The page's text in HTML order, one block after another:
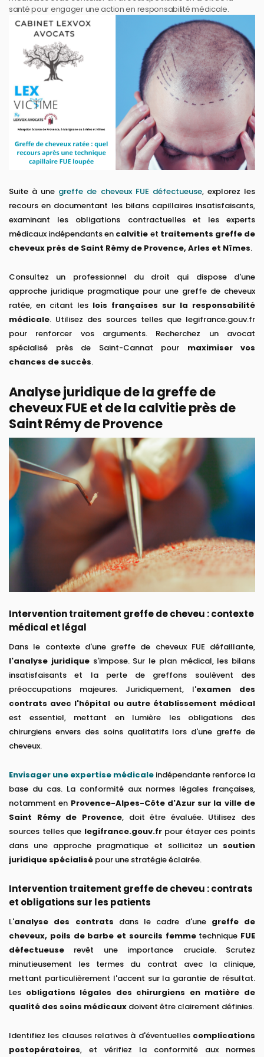
santé pour engager une action en responsabilité médicale.
Suite à une greffe de cheveux FUE défectueuse, explorez les
recours en documentant les bilans capillaires insatisfaisants,
examinant les obligations contractuelles et les experts
médicaux indépendants en calvitie et traitements greffe de
cheveux près de Saint Rémy de Provence, Arles et Nîmes.
Consultez un professionnel du droit qui dispose d'une
approche juridique pragmatique pour une greffe de cheveux
ratée, en citant les lois françaises sur la responsabilité
médicale. Utilisez des sources telles que legifrance.gouv.fr
pour renforcer vos arguments. Recherchez un avocat
spécialisé près de Saint-Cannat pour maximiser vos
chances de succès.
Analyse juridique de la greffe de
cheveux FUE et de la calvitie près de
Saint Rémy de Provence
Intervention traitement greffe de cheveu : contexte
médical et légal
Dans le contexte d'une greffe de cheveux FUE défaillante,
l'analyse juridiques'impose. Sur le plan médical, les bilans
insatisfaisants et la perte de greffons soulèvent des
préoccupations majeures. Juridiquement, l'examen des
contrats avec l'hôpital ou autre établissement médical
est essentiel, mettant en lumière les obligations des
chirurgiens envers des soins qualitatifs lors d'une greffe de
cheveux.
Envisager une expertise médicale indépendante renforce la
base du cas. La conformité aux normes légales françaises,
notamment en Provence-Alpes-Côte d'Azur sur la ville de
Saint Rémy de Provence, doit être évaluée. Utilisez des
sources telles que legifrance.gouv.frpour étayer ces points
dans une approche pragmatique et sollicitez un soutien
juridique spécialisé pour une stratégie éclairée.
Intervention traitement greffe de cheveu : contrats
et obligations sur les patients
L'analyse des contrats dans le cadre d'une greffe de
cheveux, poils de barbe et sourcils femmetechnique FUE
défectueuse revêt une importance cruciale. Scrutez
minutieusement les termes du contrat avec la clinique,
mettant particulièrement l'accent sur la garantie de résultat.
Les obligations légales des chirurgiens en matière de
qualité des soins médicaux doivent être clairement définies.
Identifiez les clauses relatives à d'éventuelles complications
postopératoires, et vérifiez la conformité aux normes